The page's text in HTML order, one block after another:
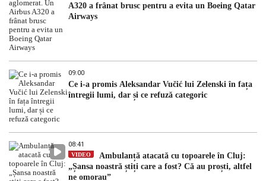
A320 a frânat brusc pentru a evita un Boeing Qatar
Airways
09:00
Ce i-a promis Aleksandar Vučić lui Zelenski în fața
întregii lumi, dar și ce refuză categoric
08:41
VIDEO
Ambulanță atacată cu topoarele în Cluj:
„Șansa noastră știți care a fost? Că au proști, altfel
ne omorau”